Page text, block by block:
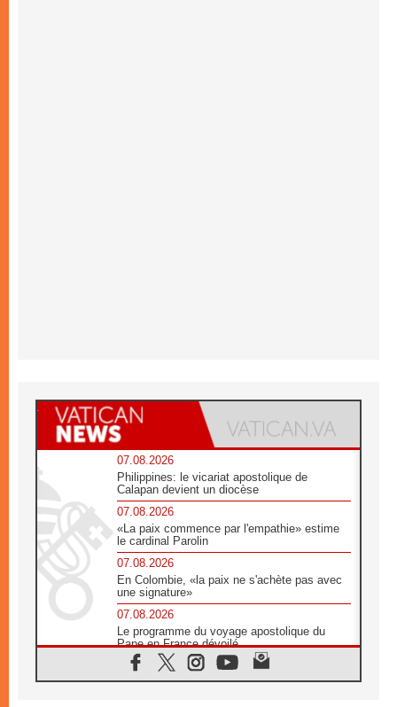
07.08.2026
Philippines: le vicariat apostolique de
Calapan devient un diocèse
07.08.2026
«La paix commence par l'empathie» estime
le cardinal Parolin
07.08.2026
En Colombie, «la paix ne s'achète pas avec
une signature»
07.08.2026
Le programme du voyage apostolique du
Pape en France dévoilé
07.08.2026
1ère Conférence continentale sur l'éducation